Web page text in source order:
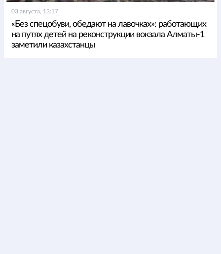
03 августа, 13:17
«Без спецобуви, обедают на лавочках»: работающих
на путях детей на реконструкции вокзала Алматы-1
заметили казахстанцы